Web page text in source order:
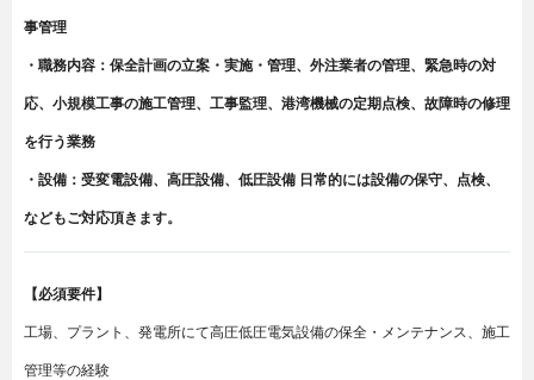
事管理
・職務内容：保全計画の立案・実施・管理、外注業者の管理、緊急時の対
応、小規模工事の施工管理、工事監理、港湾機械の定期点検、故障時の修理
を行う業務
・設備：受変電設備、高圧設備、低圧設備 日常的には設備の保守、点検、
などもご対応頂きます。
【必須要件】
工場、プラント、発電所にて高圧低圧電気設備の保全・メンテナンス、施工
管理等の経験